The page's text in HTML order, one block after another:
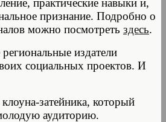
практические навыки и,
признание. Подробно о
можно посмотреть здесь.
издатели
социальных проектов. И
затейника, который
аудиторию.